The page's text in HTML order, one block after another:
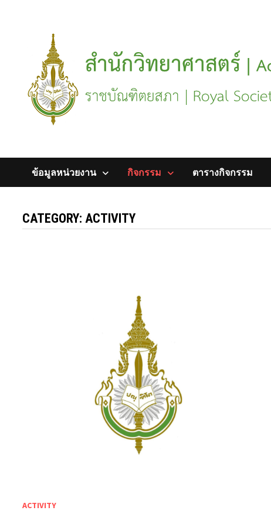
ข้อมูลหน่วยงาน กิจกรรม ตารางกิจกรรม
CATEGORY:ACTIVITY
ACTIVITY